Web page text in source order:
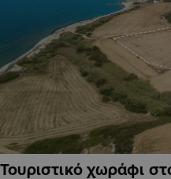
Τουριστικό χωράφι